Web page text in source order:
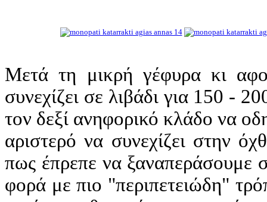
Μετά τη μικρή γέφυρα κι
συνεχίζει σε λιβάδι για 150 -
τον δεξί ανηφορικό κλάδο να
αριστερό να συνεχίζει στην
πως έπρεπε να ξαναπεράσουμε
φορά με πιο "περιπετειώδη"